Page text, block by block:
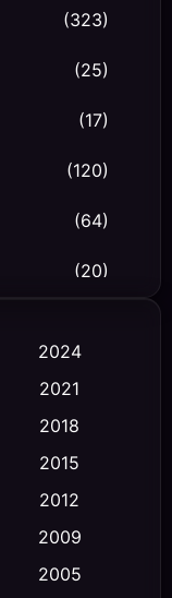
(323)
(25)
(17)
(120)
(64)
(20)
(23)
(475)
2024
2021
2018
2015
2012
2009
2005